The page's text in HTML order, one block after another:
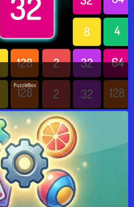
PuzzleBox